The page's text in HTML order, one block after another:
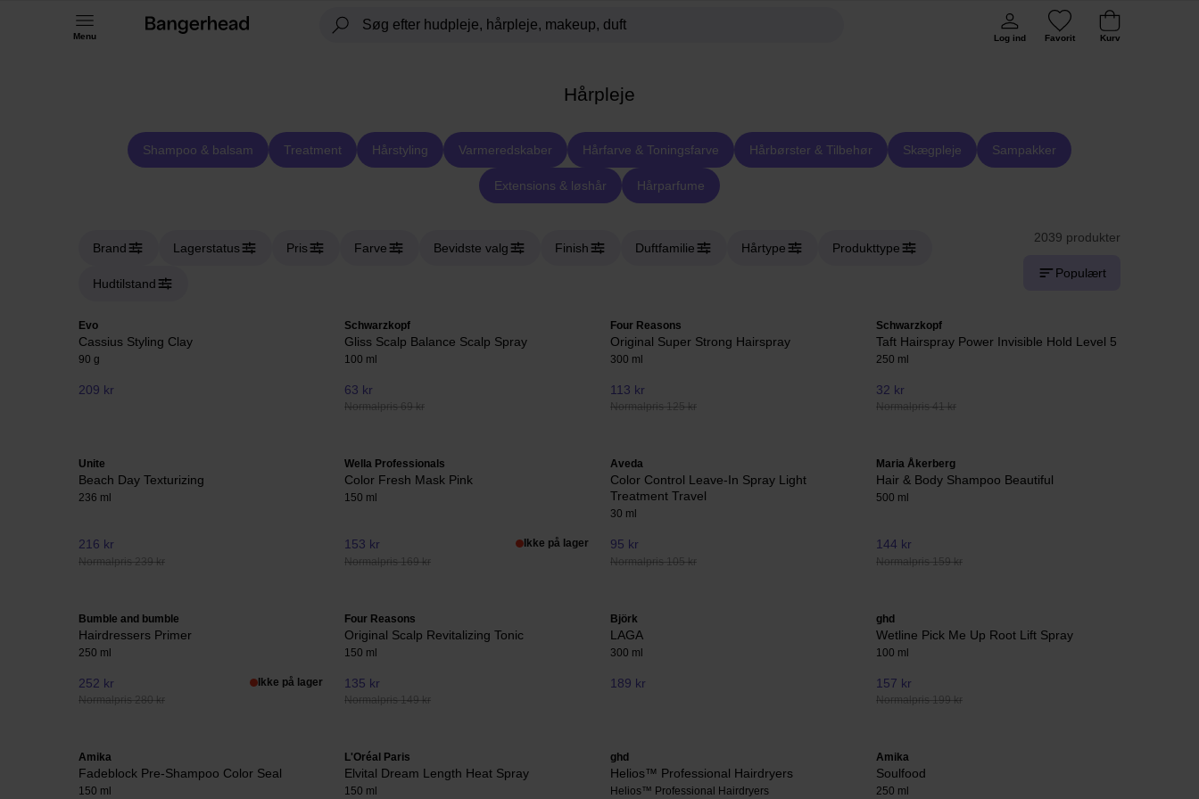
Menu Log ind Favorit Kurv
Hårpleje
Shampoo & balsam Treatment Hårstyling Varmeredskaber Hårfarve & Toningsfarve Hårbørster & Tilbehør Skægpleje Sampakker
Extensions & løshår Hårparfume
Brand Lagerstatus Pris Farve Bevidste valg Finish Duftfamilie Hårtype Produkttype
Hudtilstand
2039 produkter
Populært
Evo
Cassius Styling Clay
90 g
209 kr
Schwarzkopf
Gliss Scalp Balance Scalp Spray
100 ml
63 kr
Normalpris 69 kr
Four Reasons
Original Super Strong Hairspray
300 ml
113 kr
Normalpris 125 kr
Schwarzkopf
Taft Hairspray Power Invisible Hold Level 5
250 ml
32 kr
Normalpris 41 kr
Unite
Beach Day Texturizing
236 ml
216 kr
Normalpris 239 kr
Wella Professionals
Color Fresh Mask Pink
150 ml
153 kr
Normalpris 169 kr
Ikke på lager
Aveda
Color Control Leave-In Spray Light
Treatment Travel
30 ml
95 kr
Normalpris 105 kr
Maria Åkerberg
Hair & Body Shampoo Beautiful
500 ml
144 kr
Normalpris 159 kr
Bumble and bumble
Hairdressers Primer
250 ml
252 kr
Normalpris 280 kr
Ikke på lager
Four Reasons
Original Scalp Revitalizing Tonic
150 ml
135 kr
Normalpris 149 kr
Björk
LAGA
300 ml
189 kr
ghd
Wetline Pick Me Up Root Lift Spray
100 ml
157 kr
Normalpris 199 kr
Amika
Fadeblock Pre-Shampoo Color Seal
150 ml
L'Oréal Paris
Elvital Dream Length Heat Spray
150 ml
ghd
Helios™ Professional Hairdryers
Helios™ Professional Hairdryers
Amika
Soulfood
250 ml